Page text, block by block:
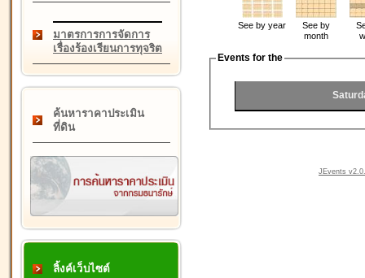
มาตรการการจัดการ
เรื่องร้องเรียนการทุจริต
ค้นหาราคาประเมิน
ที่ดิน
ลิ้งค์เว็บไซต์
See by year
See by
month
Events for the
JEvents